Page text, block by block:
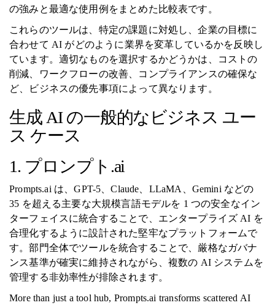
の強みと最適な使用例をまとめた比較表です。
これらのツールは、特定の課題に対処し、企業の目標に
合わせて AI がどのように業界を変革しているかを反映し
ています。適切なものを選択するかどうかは、コストの
削減、ワークフローの改善、コンプライアンスの確保な
ど、ビジネスの優先事項によって異なります。
生成 AI の一般的なビジネス ユー
ス ケース
1. プロンプト.ai
Prompts.ai は、GPT-5、Claude、LLaMA、Gemini などの
35 を超える主要な大規模言語モデルを 1 つの安全なイン
ターフェイスに統合することで、エンタープライズ AI を
合理化するように設計された堅牢なプラットフォームで
す。部門全体でツールを統合することで、厳格なガバナ
ンス基準が確実に維持されながら、複数の AI システムを
管理する非効率性が排除されます。
More than just a tool hub, Prompts.ai transforms scattered AI